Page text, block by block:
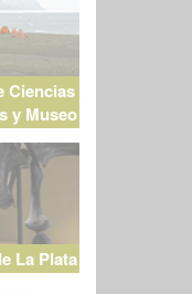
Ciencias
y Museo
La Plata